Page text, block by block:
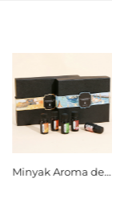
Minyak Esensial Ekstrak Tumbuhan Murni, Hadiah Wangi Mewah yang Tahan Lama untuk Relaksasi & Perawatan Diri